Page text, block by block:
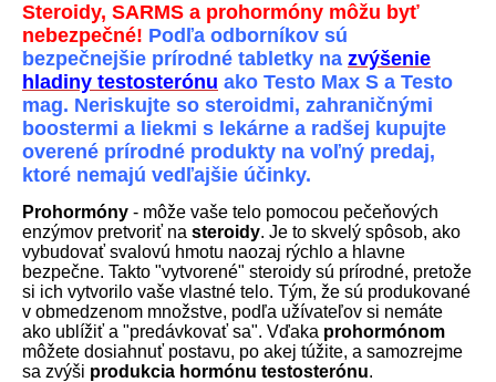
Steroidy, SARMS a prohormóny môžu byť
nebezpečné! Podľa odborníkov sú
bezpečnejšie prírodné tabletky na zvýšenie
hladiny testosterónu ako Testo Max S a Testo
mag. Neriskujte so steroidmi, zahraničnými
boostermi a liekmi s lekárne a radšej kupujte
overené prírodné produkty na voľný predaj,
ktoré nemajú vedľajšie účinky.
Prohormóny - môže vaše telo pomocou pečeňových
enzýmov pretvoriť na steroidy. Je to skvelý spôsob, ako
vybudovať svalovú hmotu naozaj rýchlo a hlavne
bezpečne. Takto "vytvorené" steroidy sú prírodné, pretože
si ich vytvorilo vaše vlastné telo. Tým, že sú produkované
v obmedzenom množstve, podľa užívateľov si nemáte
ako ublížiť a "predávkovať sa". Vďaka prohormónom
môžete dosiahnuť postavu, po akej túžite, a samozrejme
sa zvýši produkcia hormónu testosterónu.